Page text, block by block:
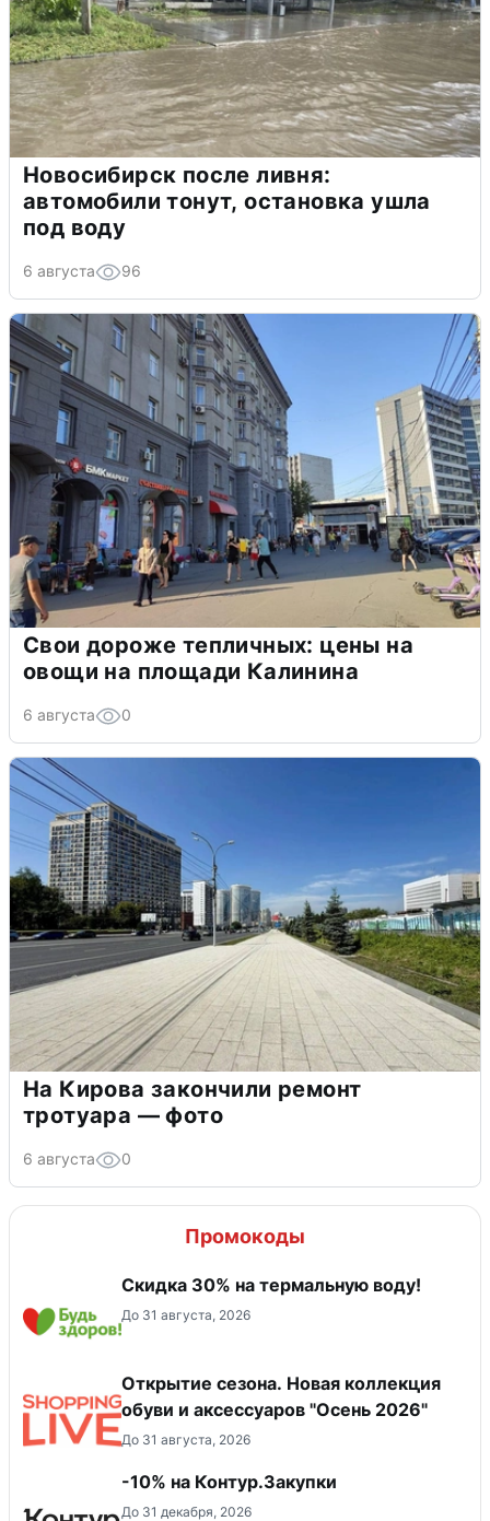
Новосибирск после ливня:
автомобили тонут, остановка ушла
под воду
6 августа 96
Свои дороже тепличных: цены на
овощи на площади Калинина
6 августа 0
На Кирова закончили ремонт
тротуара — фото
6 августа 0
Промокоды
Скидка 30% на термальную воду!
До 31 августа, 2026
Открытие сезона. Новая коллекция
обуви и аксессуаров "Осень 2026"
До 31 августа, 2026
-10% на Контур.Закупки
До 31 декабря, 2026